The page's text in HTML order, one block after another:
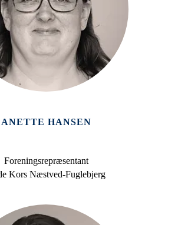
ANETTE HANSEN
Foreningsrepræsentant
Kors Næstved-Fuglebjerg